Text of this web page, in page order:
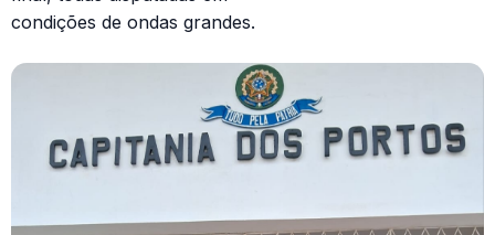
condições de ondas grandes.